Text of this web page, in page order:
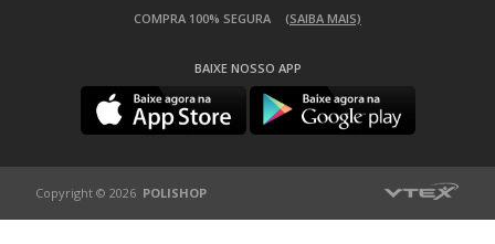
COMPRA 100% SEGURA (SAIBA MAIS)
BAIXE NOSSO APP
Copyright © 2026 POLISHOP